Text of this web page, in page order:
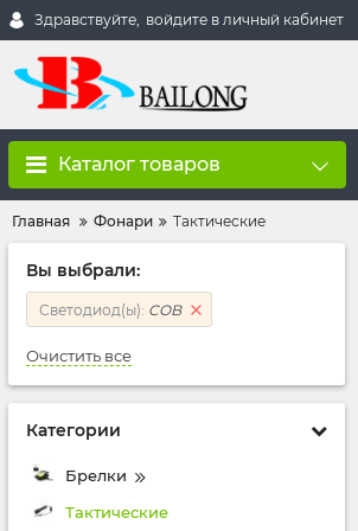
Здравствуйте, войдите в личный кабинет
Каталог товаров
Главная Фонари Тактические
Вы выбрали:
Светодиод(ы): COB
Очистить все
Категории
Брелки
Тактические